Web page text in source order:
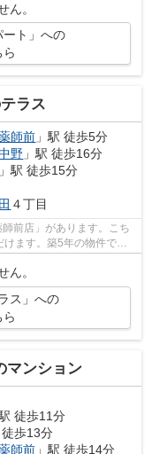
ん。
ート」への
ラス
師前 」駅 徒歩5分
野 」駅 徒歩16分
」駅 徒歩15分
４丁目
前店」があります。こち
けます。築5年の物件で充
ん。
ス」への
マンション
徒歩11分
徒歩13分
師前 」駅 徒歩14分